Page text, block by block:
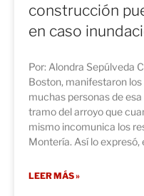
construcción
en caso
Por: Alondra Sepúlveda
Boston, manifestaron
muchas personas de
tramo del arroyo que
mismo incomunica los
Montería. Así lo expresó,
LEER MÁS »